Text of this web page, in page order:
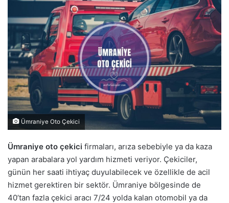
Ümraniye Oto Çekici
Ümraniye oto çekici firmaları, arıza sebebiyle ya da kaza
yapan arabalara yol yardım hizmeti veriyor. Çekiciler,
günün her saati ihtiyaç duyulabilecek ve özellikle de acil
hizmet gerektiren bir sektör. Ümraniye bölgesinde de
40’tan fazla çekici aracı 7/24 yolda kalan otomobil ya da